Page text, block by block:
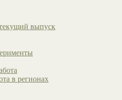
выпуск
в регионах